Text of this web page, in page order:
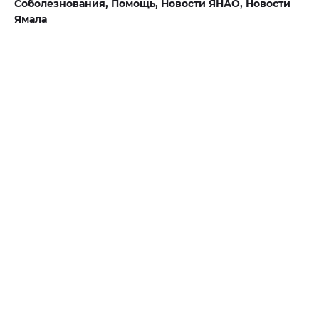
Соболезнования, Помощь, Новости ЯНАО, Новости
Ямала